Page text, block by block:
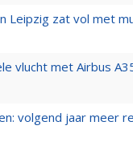
Leipzig zat vol met
vlucht met Airbus
volgend jaar meer